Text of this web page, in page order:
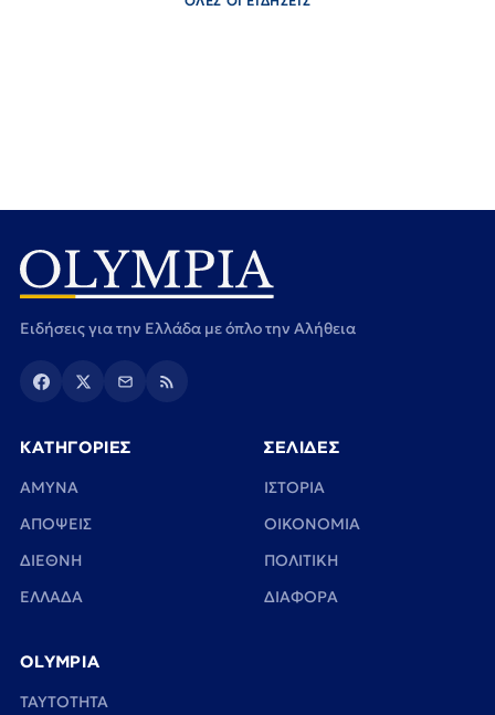
Ειδήσεις για την Ελλάδα με όπλο την Αλήθεια
ΚΑΤΗΓΟΡΙΕΣ
ΑΜΥΝΑ
ΑΠΟΨΕΙΣ
ΔΙΕΘΝΗ
ΕΛΛΑΔΑ
ΣΕΛΙΔΕΣ
ΙΣΤΟΡΙΑ
ΟΙΚΟΝΟΜΙΑ
ΠΟΛΙΤΙΚΗ
ΔΙΑΦΟΡΑ
OLYMPIA
TAYTOTHTA